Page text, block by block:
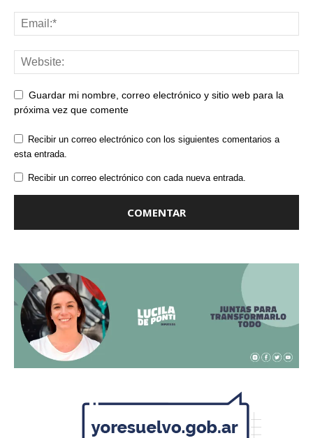
Guardar mi nombre, correo electrónico y sitio web para la
próxima vez que comente
Recibir un correo electrónico con los siguientes comentarios a
esta entrada.
Recibir un correo electrónico con cada nueva entrada.